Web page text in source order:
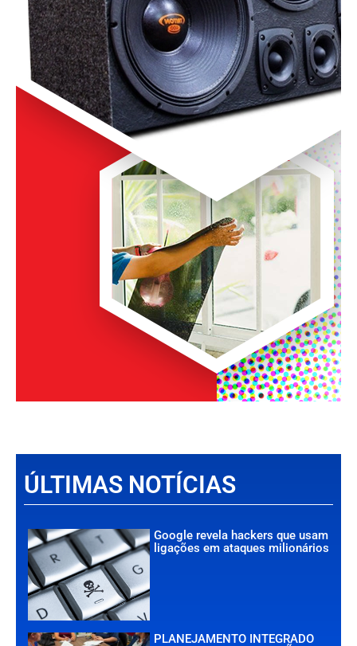
ÚLTIMAS NOTÍCIAS
Google revela hackers que usam
ligações em ataques milionários
PLANEJAMENTO INTEGRADO